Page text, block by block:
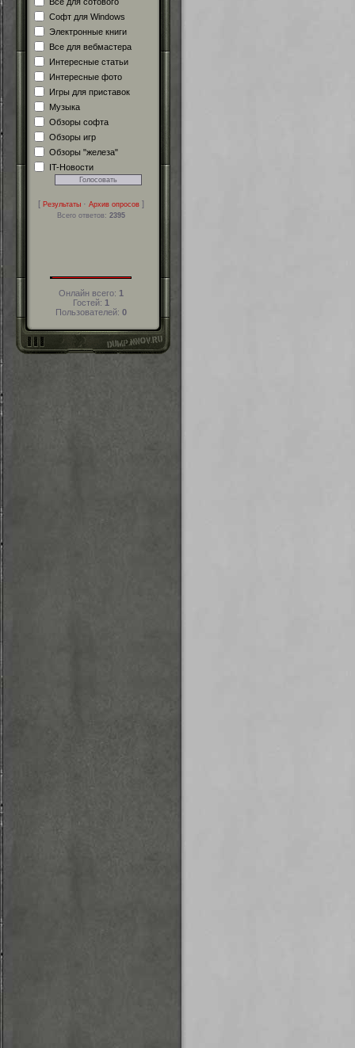
Софт для Windows
Электронные книги
Все для вебмастера
Интересные статьи
Интересные фото
Игры для приставок
Музыка
Обзоры софта
Обзоры игр
Обзоры "железа"
IT-Новости
[ Результаты· Архив опросов]
Всего ответов: 2395
Онлайн всего: 1
Гостей: 1
Пользователей: 0